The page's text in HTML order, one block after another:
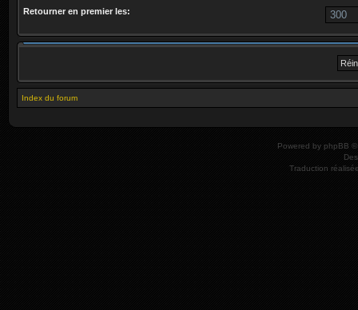
Retourner en premier les:
Index du forum
Powered by phpBB ©
Traduction